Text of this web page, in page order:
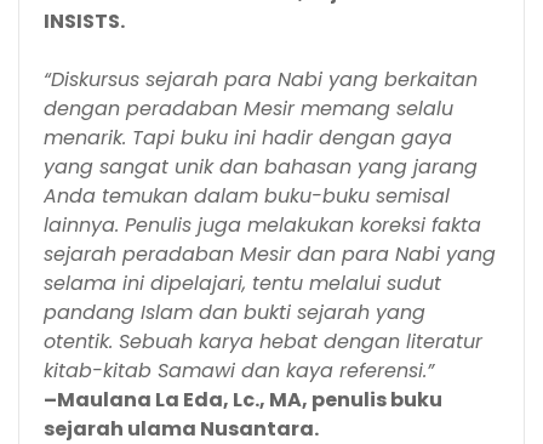
INSISTS.
“Diskursus sejarah para Nabi yang berkaitan
dengan peradaban Mesir memang selalu
menarik. Tapi buku ini hadir dengan gaya
yang sangat unik dan bahasan yang jarang
Anda temukan dalam buku-buku semisal
lainnya. Penulis juga melakukan koreksi fakta
sejarah peradaban Mesir dan para Nabi yang
selama ini dipelajari, tentu melalui sudut
pandang Islam dan bukti sejarah yang
otentik. Sebuah karya hebat dengan literatur
kitab-kitab Samawi dan kaya referensi.”
–Maulana La Eda, Lc., MA, penulis buku
sejarah ulama Nusantara.